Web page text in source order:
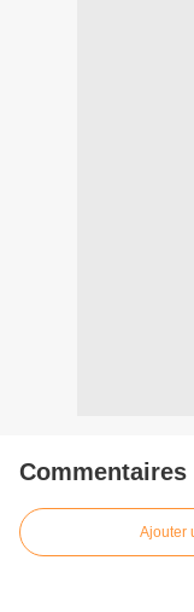
Commentaires
Ajouter